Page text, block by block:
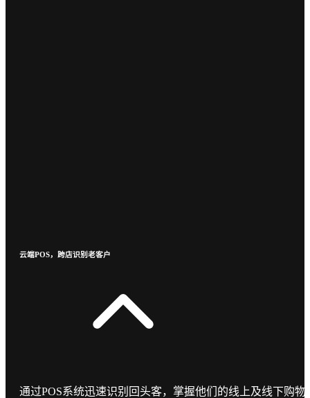
云端POS，跨店识别老客户
通过POS系统迅速识别回头客，掌握他们的线上及线下购物